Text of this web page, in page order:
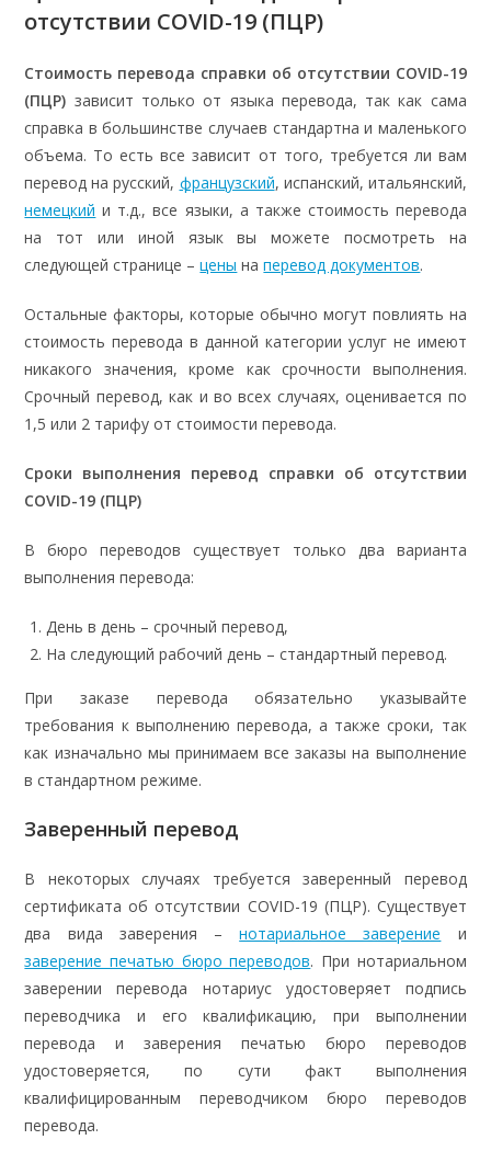
отсутствии COVID-19 (ПЦР)
Стоимость перевода справки об отсутствии COVID-19
(ПЦР) зависит только от языка перевода, так как сама
справка в большинстве случаев стандартна и маленького
объема. То есть все зависит от того, требуется ли вам
перевод на русский, французский, испанский, итальянский,
немецкий и т.д., все языки, а также стоимость перевода
на тот или иной язык вы можете посмотреть на
следующей странице –цены наперевод документов.
Остальные факторы, которые обычно могут повлиять на
стоимость перевода в данной категории услуг не имеют
никакого значения, кроме как срочности выполнения.
Срочный перевод, как и во всех случаях, оценивается по
1,5 или 2 тарифу от стоимости перевода.
Сроки выполнения перевод справки об отсутствии
COVID-19 (ПЦР)
В бюро переводов существует только два варианта
выполнения перевода:
День в день – срочный перевод,
На следующий рабочий день – стандартный перевод.
При заказе перевода обязательно указывайте
требования к выполнению перевода, а также сроки, так
как изначально мы принимаем все заказы на выполнение
в стандартном режиме.
Заверенный перевод
В некоторых случаях требуется заверенный перевод
сертификата об отсутствии COVID-19 (ПЦР). Существует
два вида заверения –нотариальное заверение и
заверение печатью бюро переводов. При нотариальном
заверении перевода нотариус удостоверяет подпись
переводчика и его квалификацию, при выполнении
перевода и заверения печатью бюро переводов
удостоверяется, по сути факт выполнения
квалифицированным переводчиком бюро переводов
перевода.